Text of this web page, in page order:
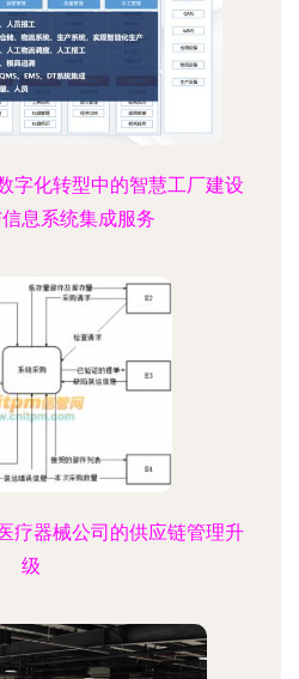
字化转型中的智慧工厂建设
息系统集成服务
疗器械公司的供应链管理升
级